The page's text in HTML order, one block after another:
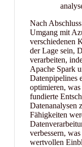
Nach
Umgang mit
verschiedenen
der Lage sein,
verarbeiten,
Apache Spark
Datenpipelines
optimieren,
fundierte
Datenanalysen
Fähigkeiten
verbessern,
wertvollen